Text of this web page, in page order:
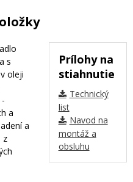
Prílohy na
stiahnutie
Technický
list
Navod na
montáž a
obsluhu
s
oleji
a
a
z